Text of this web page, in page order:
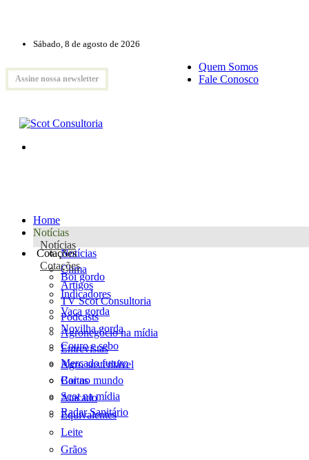
Sábado, 8 de agosto de 2026
Assine nossa newsletter
Quem Somos
Fale Conosco
Home
Notícias
Notícias
Notícias
Clima
Artigos
TV Scot Consultoria
Podcasts
Agronegócio na mídia
Entrevistas
Agro sustentável
Cartas
Scot na mídia
Radar Sanitário
Cotações
Cotações
Boi gordo
Indicadores
Vaca gorda
Novilha gorda
Couro e sebo
Mercado futuro
Boi no mundo
Atacado
Equivalentes
Leite
Grãos